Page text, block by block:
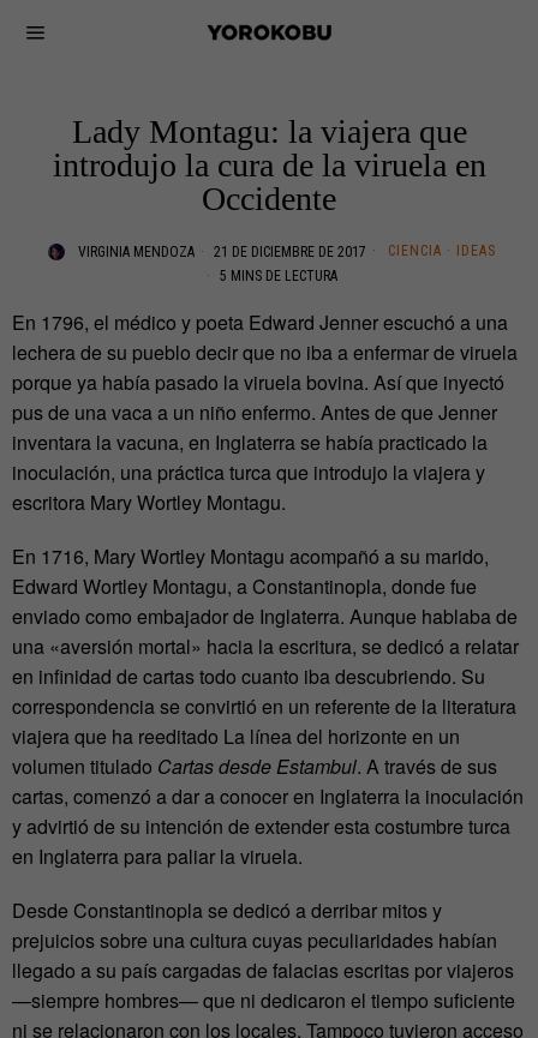
Lady Montagu: la viajera que
introdujo la cura de la viruela en
Occidente
VIRGINIA MENDOZA 21 DE DICIEMBRE DE 2017 CIENCIA ·
IDEAS
5 MINS DE LECTURA
En 1796, el médico y poeta Edward Jenner escuchó a una
lechera de su pueblo decir que no iba a enfermar de viruela
porque ya había pasado la viruela bovina. Así que inyectó
pus de una vaca a un niño enfermo. Antes de que Jenner
inventara la vacuna, en Inglaterra se había practicado la
inoculación, una práctica turca que introdujo la viajera y
escritora Mary Wortley Montagu.
En 1716, Mary Wortley Montagu acompañó a su marido,
Edward Wortley Montagu, a Constantinopla, donde fue
enviado como embajador de Inglaterra. Aunque hablaba de
una «aversión mortal» hacia la escritura, se dedicó a relatar
en infinidad de cartas todo cuanto iba descubriendo. Su
correspondencia se convirtió en un referente de la literatura
viajera que ha reeditado La línea del horizonte en un
volumen titulado Cartas desde Estambul. A través de sus
cartas, comenzó a dar a conocer en Inglaterra la inoculación
y advirtió de su intención de extender esta costumbre turca
en Inglaterra para paliar la viruela.
Desde Constantinopla se dedicó a derribar mitos y
prejuicios sobre una cultura cuyas peculiaridades habían
llegado a su país cargadas de falacias escritas por viajeros
—siempre hombres— que ni dedicaron el tiempo suficiente
ni se relacionaron con los locales. Tampoco tuvieron acceso